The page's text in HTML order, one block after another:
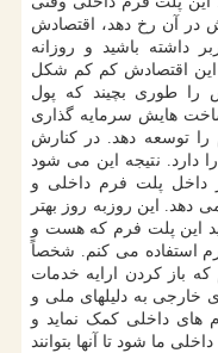
در آن رخ دهد، اقتصادش
۴۰ میلیون کاربر داشته باشید و روزانه
این اقتصادش کم کم شکل
را طوری بچیند که پول
هایش سرمایه گذاری
را توسعه دهد. در کنارش
دارد. نتیجه این می شود
داخل پلت فرم داخلی و
دهد. این روزبه روز بهتر
این پلت فرم که هست و
استفاده می کنم. شخصاً
که باز کردن ارایه خدمات
به دلیلهای ملی و
های داخلی کمک نماید و
ما شود تا آنها بتوانند